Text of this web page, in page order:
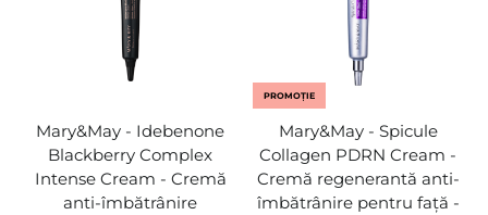
Mary&May - Idebenone
Blackberry Complex
Intense Cream - Cremă
anti-îmbătrânire
PROMOȚIE
Mary&May - Spicule
Collagen PDRN Cream -
Cremă regenerantă anti-
îmbătrânire pentru față -